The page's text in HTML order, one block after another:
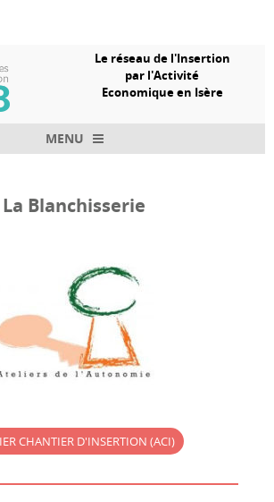
Le réseau de l'Insertion
par l'Activité
Economique en Isère
MENU
La Blanchisserie
CHANTIER D'INSERTION (ACI)